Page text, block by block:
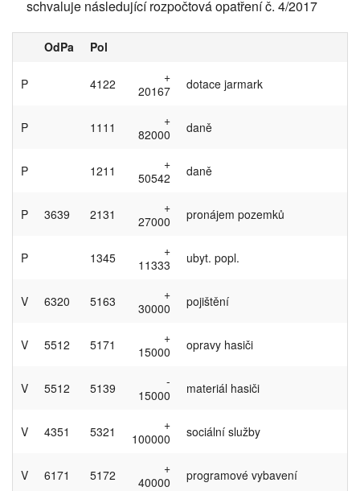
schvaluje následující rozpočtová opatření č. 4/2017
OdPa Pol
P 4122
+
20167
dotace jarmark
P 1111
+
82000
daně
P 1211
+
50542
daně
P 3639 2131
+
27000
pronájem pozemků
P 1345
+
11333
ubyt. popl.
V 6320 5163
+
30000
pojištění
V 5512 5171
+
15000
opravy hasiči
V 5512 5139
-
15000
materiál hasiči
V 4351 5321
+
100000
sociální služby
V 6171 5172
+
40000
programové vybavení